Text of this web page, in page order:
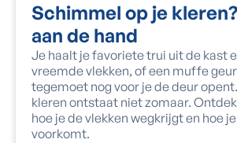
Schimmel op je
aan de hand
Je haalt je favoriete trui uit de kast
vreemde vlekken, of een muffe
tegemoet nog voor je de deur
kleren ontstaat niet zomaar.
hoe je de vlekken wegkrijgt en hoe
voorkomt.